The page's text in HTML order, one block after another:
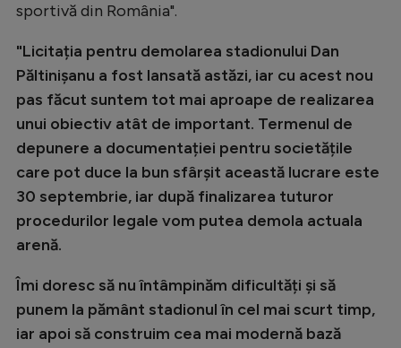
Intră în cont
Creează cont
sportivă din România".
"Licitația pentru demolarea stadionului Dan
Păltinișanu a fost lansată astăzi, iar cu acest nou
pas făcut suntem tot mai aproape de realizarea
unui obiectiv atât de important. Termenul de
depunere a documentației pentru societățile
care pot duce la bun sfârșit această lucrare este
30 septembrie, iar după finalizarea tuturor
procedurilor legale vom putea demola actuala
arenă.
Îmi doresc să nu întâmpinăm dificultăți și să
punem la pământ stadionul în cel mai scurt timp,
iar apoi să construim cea mai modernă bază